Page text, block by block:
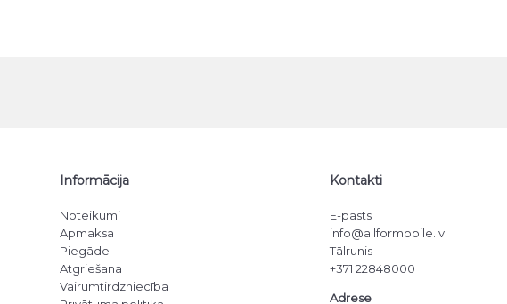
Informācija
Noteikumi
Apmaksa
Piegāde
Atgriešana
Vairumtirdzniecība
Kontakti
E-pasts
info@allformobile.lv
Tālrunis
+371 22848000
Adrese